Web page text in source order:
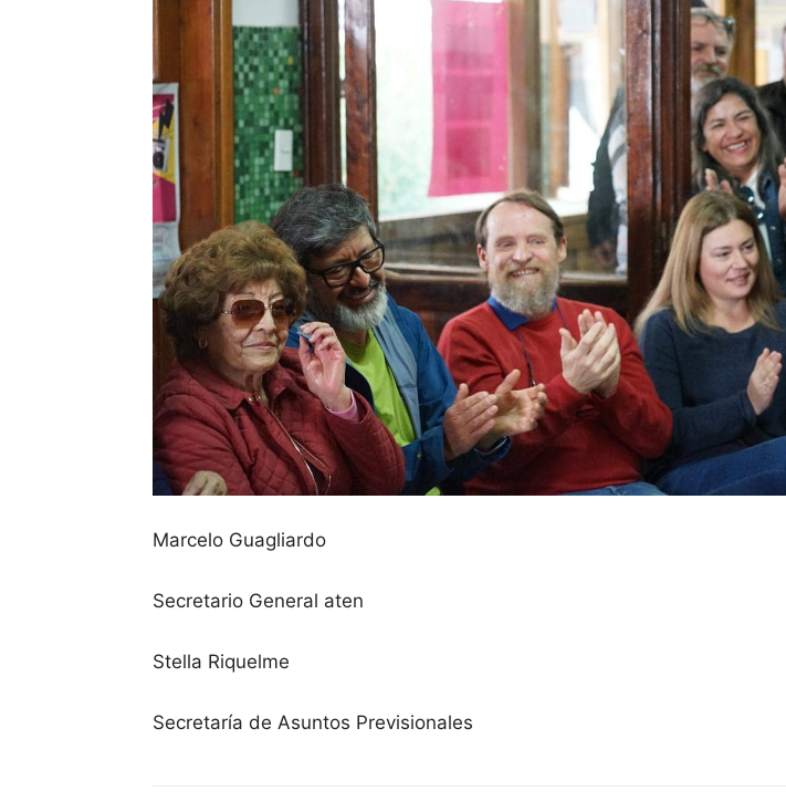
Marcelo Guagliardo
Secretario General aten
Stella Riquelme
Secretaría de Asuntos Previsionales